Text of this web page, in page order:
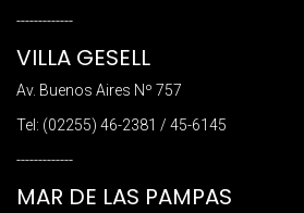
-------------
VILLA GESELL
Av. Buenos Aires Nº 757
Tel: (02255) 46-2381 / 45-6145
-------------
MAR DE LAS PAMPAS